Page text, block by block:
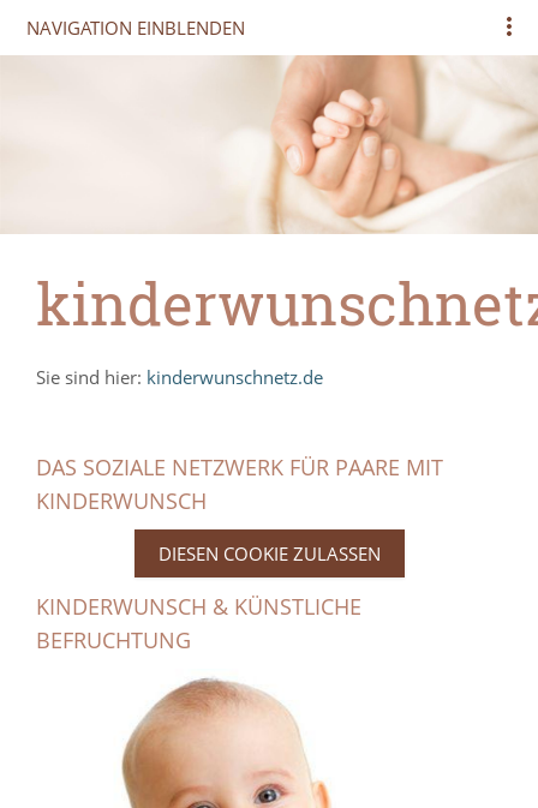
NAVIGATION EINBLENDEN
Sie sind hier: kinderwunschnetz.de
DAS SOZIALE NETZWERK FÜR PAARE MIT
KINDERWUNSCH
DIESEN COOKIE ZULASSEN
KINDERWUNSCH & KÜNSTLICHE
BEFRUCHTUNG